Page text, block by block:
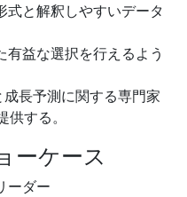
式と解釈しやすいデータ
益な選択を行えるよう
長予測に関する専門家
する。
ーケース
ーダー